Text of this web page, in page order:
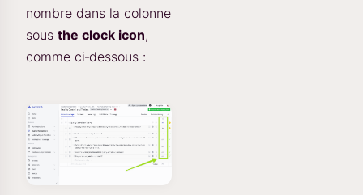
nombre dans la colonne
sous the clock icon,
comme ci‑dessous :